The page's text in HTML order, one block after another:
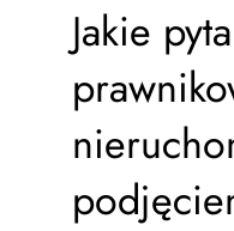
Jakie